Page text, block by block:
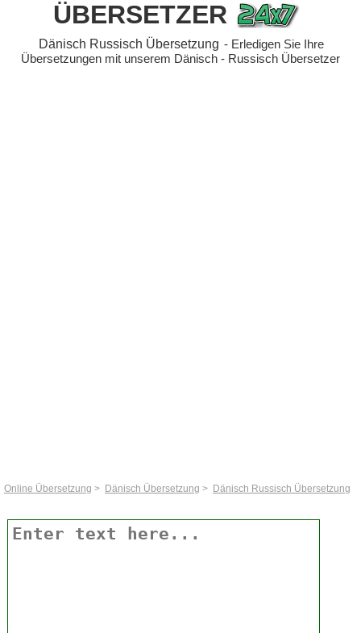
ÜBERSETZER
Dänisch Russisch Übersetzung - Erledigen Sie Ihre
Übersetzungen mit unserem Dänisch - Russisch Übersetzer
Online Übersetzung > Dänisch Übersetzung > Dänisch Russisch Übersetzung